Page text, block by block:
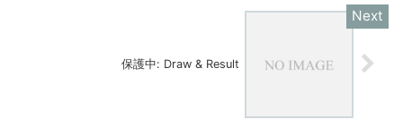
保護中: Draw & Result